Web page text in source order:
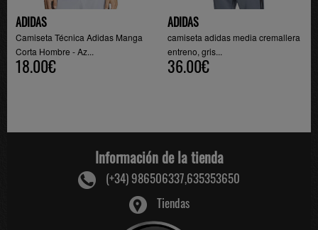
ADIDAS
Camiseta Técnica Adidas Manga
Corta Hombre - Az...
18.00€
ADIDAS
camiseta adidas media cremallera
entreno, gris...
36.00€
Información de la tienda
(+34) 986506337,635353650
Tiendas